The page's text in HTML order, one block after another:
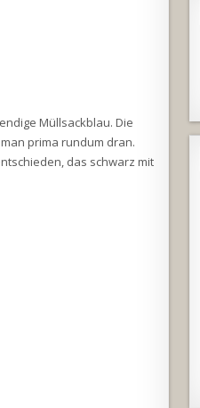
Müllsackblau. Die
prima rundum dran.
das schwarz mit